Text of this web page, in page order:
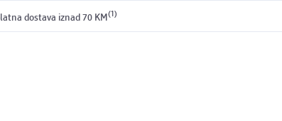
dostava iznad 70 KM (1)